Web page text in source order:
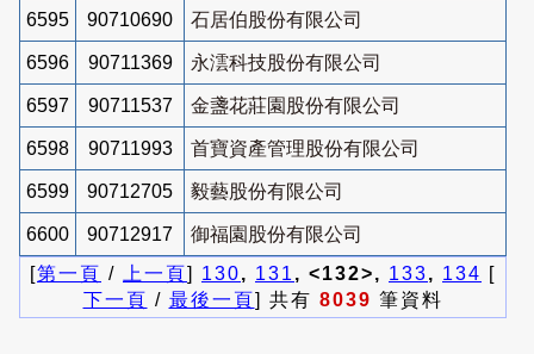
6595 90710690 石居伯股份有限公司
6596 90711369 永澐科技股份有限公司
6597 90711537 金盞花莊園股份有限公司
6598 90711993 首寶資產管理股份有限公司
6599 90712705 毅藝股份有限公司
6600 90712917
御福園股份有限公司
[第一頁 / 上一頁] 130, 131 , <132>, 133, 134 [
下一頁 / 最後一頁] 共有 8039 筆資料